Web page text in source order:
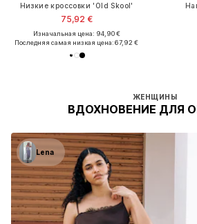
Низкие кроссовки 'Old Skool'
75,92 €
Изначальная цена: 94,90 €
Последняя самая низкая цена:67,92 €
ЖЕНЩИНЫ
ВДОХНОВЕНИЕ ДЛЯ
Lena